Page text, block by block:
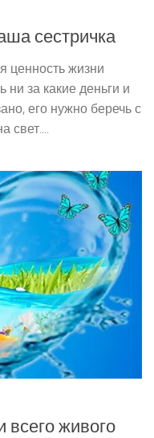
сестричка
ценность жизни
ни за какие деньги и
его нужно беречь с
свет....
всего живого